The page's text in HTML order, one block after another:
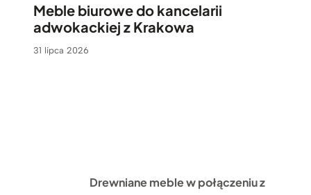
Meble biurowe do kancelarii
adwokackiej z Krakowa
31 lipca 2026
Drewniane meble w połączeniu z